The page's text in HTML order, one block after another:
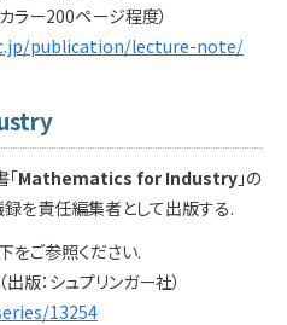
ラー200ページ程度）
publication/lecture-note/
Mathematics for Industry 」の
を責任編集者として出版する.
をご参照ください.
：シュプリンガー社）
13254